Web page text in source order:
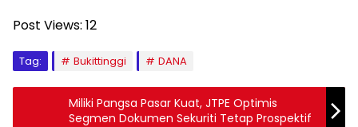
Post Views: 12
Tag: Bukittinggi DANA
Miliki Pangsa Pasar Kuat, JTPE Optimis
Segmen Dokumen Sekuriti Tetap Prospektif